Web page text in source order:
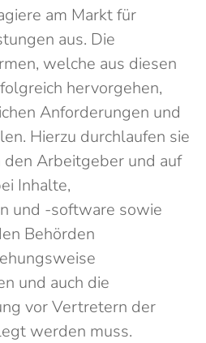
am Markt für
aus. Die
welche aus diesen
hervorgehen,
Anforderungen und
Hierzu durchlaufen sie
den Arbeitgeber und auf
Inhalte,
und -software sowie
Behörden
und auch die
vor Vertretern der
werden muss.